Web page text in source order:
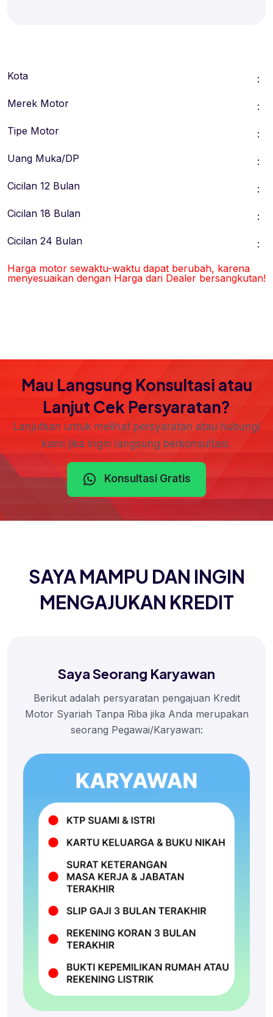
Kota
:
Merek Motor
:
Tipe Motor
:
Uang Muka/DP
:
Cicilan 12 Bulan
:
Cicilan 18 Bulan
:
Cicilan 24 Bulan
:
Harga motor sewaktu-waktu dapat berubah, karena
menyesuaikan dengan Harga dari Dealer bersangkutan!
Mau Langsung Konsultasi atau
Lanjut Cek Persyaratan?
Lanjutkan untuk melihat persyaratan atau hubungi
kami jika ingin langsung berkonsultasi.
Konsultasi Gratis
SAYA MAMPU DAN INGIN
MENGAJUKAN KREDIT
Saya Seorang Karyawan
Berikut adalah persyaratan pengajuan Kredit
Motor Syariah Tanpa Riba jika Anda merupakan
seorang Pegawai/Karyawan: